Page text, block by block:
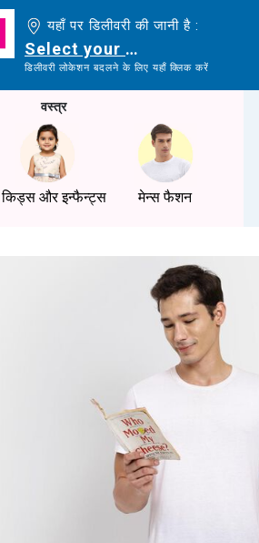
यहाँ पर डिलीवरी की जानी है :
Select your delivery location
डिलीवरी लोकेशन बदलने के लिए यहाँ क्लिक करें
वस्त्र
किड्स और इन्फैन्ट्स मेन्स फैशन